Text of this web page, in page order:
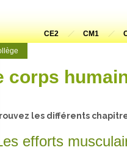
CE2 CM1
corps
les différents
efforts